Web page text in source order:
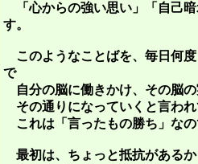
「心からの強い思い」「自己
す。
このようなことばを、毎日何
で
自分の脳に働きかけ、その脳
その通りになっていくと言わ
これは「言ったもの勝ち」な
最初は、ちょっと抵抗がある